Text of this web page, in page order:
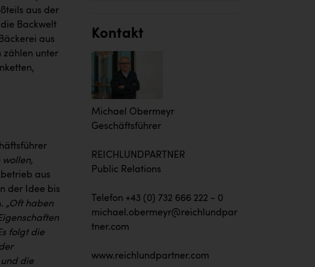
aus der
Backwelt
aus
zählen unter
wollen,
aus
der Idee bis
„Oft haben
folgt die
die
Kontakt
Michael Obermeyr
Geschäftsführer
REICHLUNDPARTNER
Public Relations
Telefon +43 (0) 732 666 222 - 0
michael.obermeyr@reichlundpar
tner.com
www.reichlundpartner.com